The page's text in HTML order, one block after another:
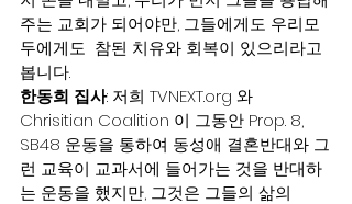
주는 교회가 되어야만, 그들에게도 우리모
두에게도  참된 치유와 회복이 있으리라고
봅니다.
한동희 집사: 저희 TVNEXT.org 와
Chrisitian Coalition 이 그동안 Prop. 8,
SB48 운동을 통하여 동성애 결혼반대와 그
런 교육이 교과서에 들어가는 것을 반대하
는 운동을 했지만, 그것은 그들의 삶의